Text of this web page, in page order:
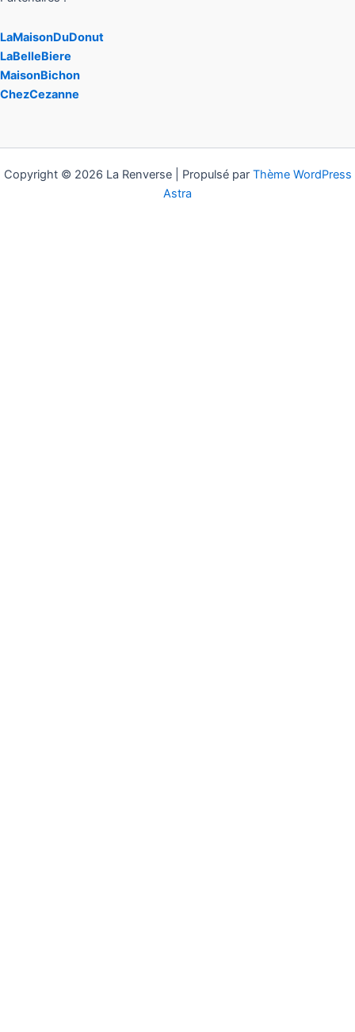
LaMaisonDuDonut
LaBelleBiere
MaisonBichon
ChezCezanne
Copyright © 2026 La Renverse | Propulsé par Thème WordPress
Astra